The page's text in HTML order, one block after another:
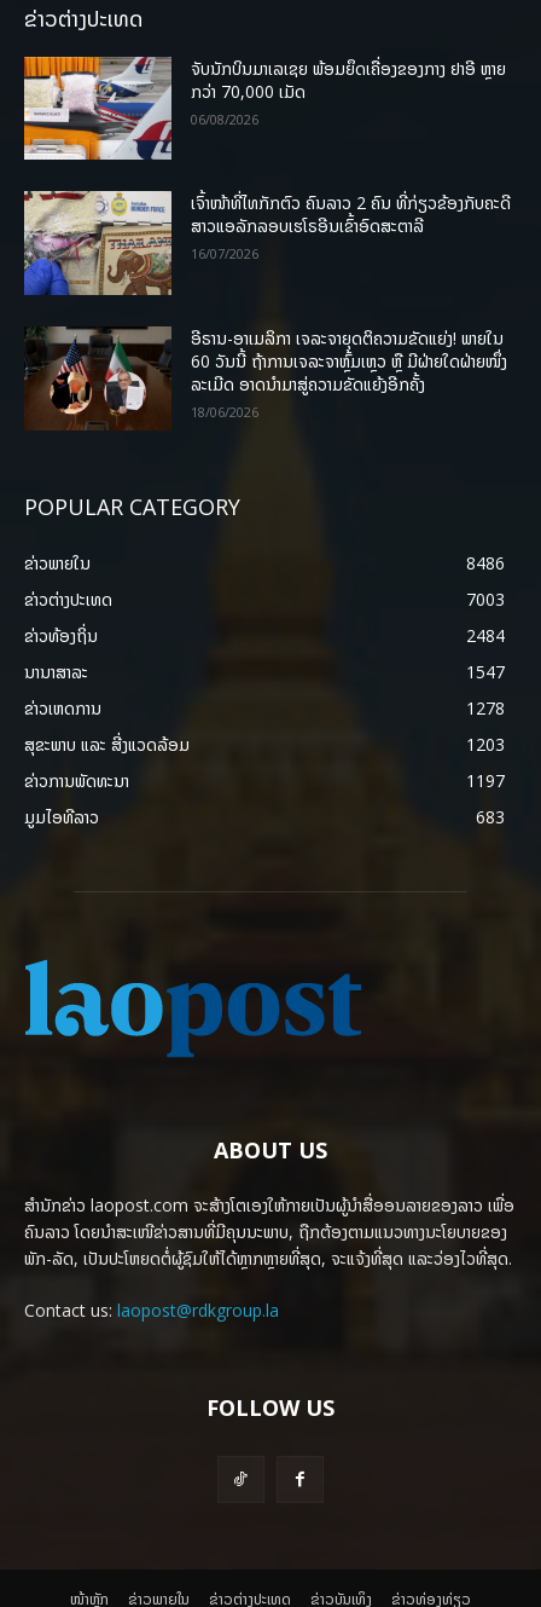
ຂ່າວຕ່າງປະເທດ
ຈັບນັກບິນມາເລເຊຍ ພ້ອມຍຶດເຄື່ອງຂອງກາງ ຢາອີ ຫຼາຍ
ກວ່າ 70,000 ເມັດ
06/08/2026
ເຈົ້າໜ້າທີ່ໄທກັກຕົວ ຄົນລາວ 2 ຄົນ ທີ່ກ່ຽວຂ້ອງກັບຄະດີ
ສາວແອລັກລອບເຮໂຣອີນເຂົ້າອົດສະຕາລີ
16/07/2026
ອີຣານ-ອາເມລິກາ ເຈລະຈາຍຸດຕິຄວາມຂັດແຍ່ງ! ພາຍໃນ
60 ວັນນີ້ ຖ້າການເຈລະຈາຫຼົ້ມເຫຼວ ຫຼື ມີຝ່າຍໃດຝ່າຍໜຶ່ງ
ລະເມີດ ອາດນໍາມາສູ່ຄວາມຂັດແຍ້ງອີກຄັ້ງ
18/06/2026
POPULAR CATEGORY
ຂ່າວພາຍ​ໃນ
8486
ຂ່າວຕ່າງປະເທດ
7003
ຂ່າວທ້ອງຖິ່ນ
2484
ນານາສາລະ
1547
ຂ່າວເຫດການ
1278
ສຸຂະພາບ ແລະ ສີ່ງແວດລ້ອມ
1203
ຂ່າວການພັດທະນາ
1197
ມູມໄອທີລາວ
683
ABOUT US
ສຳນັກຂ່າວ laopost.com ຈະສ້າງໂຕເອງໃຫ້ກາຍເປັນຜູ້ນຳສື່ອອນລາຍຂອງລາວ ເພື່ອ
ຄົນລາວ ໂດຍນຳສະເໜີຂ່າວສານທີ່ມີຄຸນນະພາບ, ຖືກຕ້ອງຕາມແນວທາງນະໂຍບາຍຂອງ
ພັກ-ລັດ, ເປັນປະໂຫຍດຕໍ່ຜູ້ຊົມໃຫ້ໄດ້ຫຼາກຫຼາຍທີ່ສຸດ, ຈະແຈ້ງທີ່ສຸດ ແລະວ່ອງໄວທີ່ສຸດ.
Contact us: laopost@rdkgroup.la
FOLLOW US
ໜ້າຫຼັກ ຂ່າວພາຍ​ໃນ ຂ່າວຕ່າງປະເທດ ​ຂ່າວບັນເທິງ ​ຂ່າວທ່ອງທ່ຽວ